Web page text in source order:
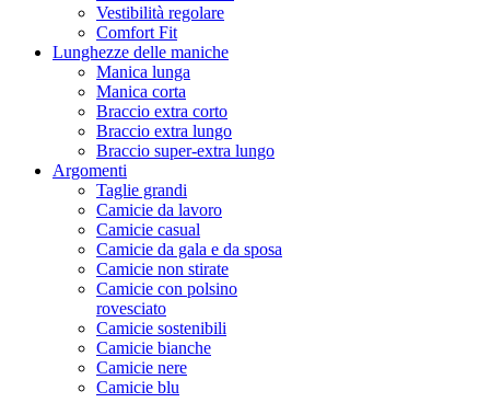
Vestibilità regolare
Comfort Fit
Lunghezze delle maniche
Manica lunga
Manica corta
Braccio extra corto
Braccio extra lungo
Braccio super-extra lungo
Argomenti
Taglie grandi
Camicie da lavoro
Camicie casual
Camicie da gala e da sposa
Camicie non stirate
Camicie con polsino
rovesciato
Camicie sostenibili
Camicie bianche
Camicie nere
Camicie blu